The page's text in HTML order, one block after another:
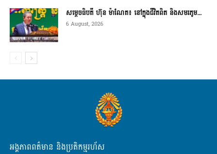
សម្តេចធិបតី ហ៊ុន ម៉ាណែត៖ នៅក្នុងជីវិតពិត និងសមរភូម...
6 August, 2026
អង្គភាពពត៌មាន និងប្រតិកម្មរហ័ស